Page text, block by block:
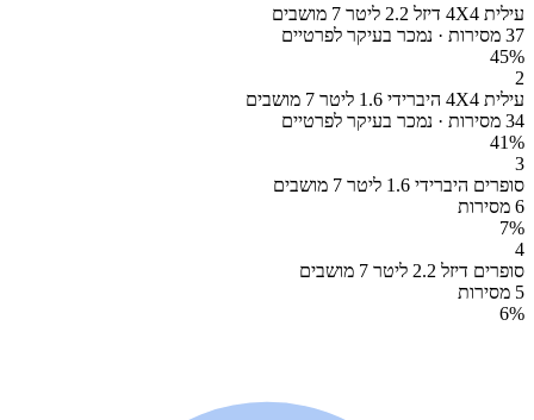
עילית 4X4 דיזל 2.2 ליטר 7 מושבים
37 מסירות · נמכר בעיקר לפרטיים
45%
2
עילית 4X4 היברידי 1.6 ליטר 7 מושבים
34 מסירות · נמכר בעיקר לפרטיים
41%
3
סופרים היברידי 1.6 ליטר 7 מושבים
6 מסירות
7%
4
סופרים דיזל 2.2 ליטר 7 מושבים
5 מסירות
6%